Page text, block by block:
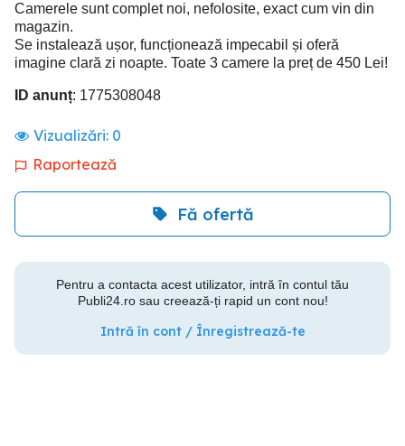
Camerele sunt complet noi, nefolosite, exact cum vin din
magazin.
Se instalează ușor, funcționează impecabil și oferă
imagine clară zi noapte. Toate 3 camere la preț de 450 Lei!
ID anunț: 1775308048
Vizualizări: 0
Raportează
Fă ofertă
Pentru a contacta acest utilizator, intră în contul tău
Publi24.ro sau creează-ți rapid un cont nou!
Intră în cont / Înregistrează-te